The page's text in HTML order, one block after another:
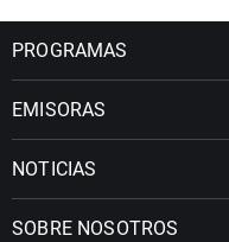
PROGRAMAS
EMISORAS
NOTICIAS
SOBRE NOSOTROS